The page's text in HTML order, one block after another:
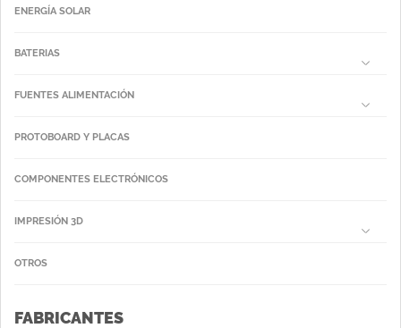
ENERGÍA SOLAR
BATERIAS
FUENTES ALIMENTACIÓN
PROTOBOARD Y PLACAS
COMPONENTES ELECTRÓNICOS
IMPRESIÓN 3D
OTROS
FABRICANTES